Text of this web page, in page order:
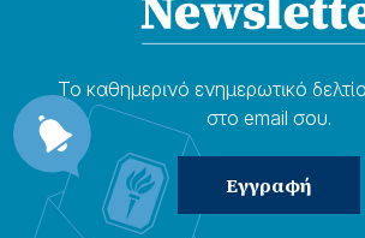
Το καθημερɩνό ενημερωτɩκό
στο email σου.